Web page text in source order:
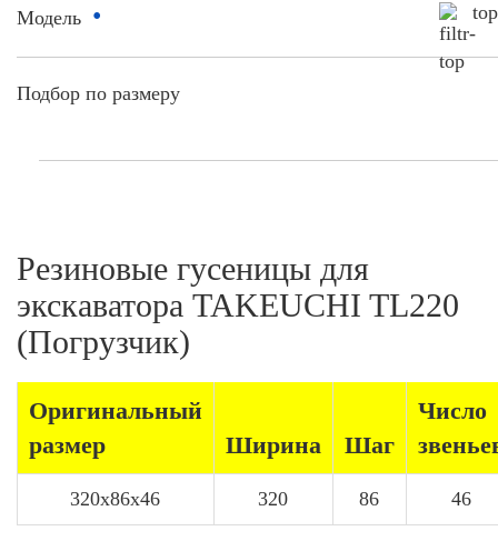
Модель •
Подбор по размеру
Резиновые гусеницы для
экскаватора TAKEUCHI TL220
(Погрузчик)
Оригинальный
размер
Ширина Шаг
Число
320x86x46 320 86 46